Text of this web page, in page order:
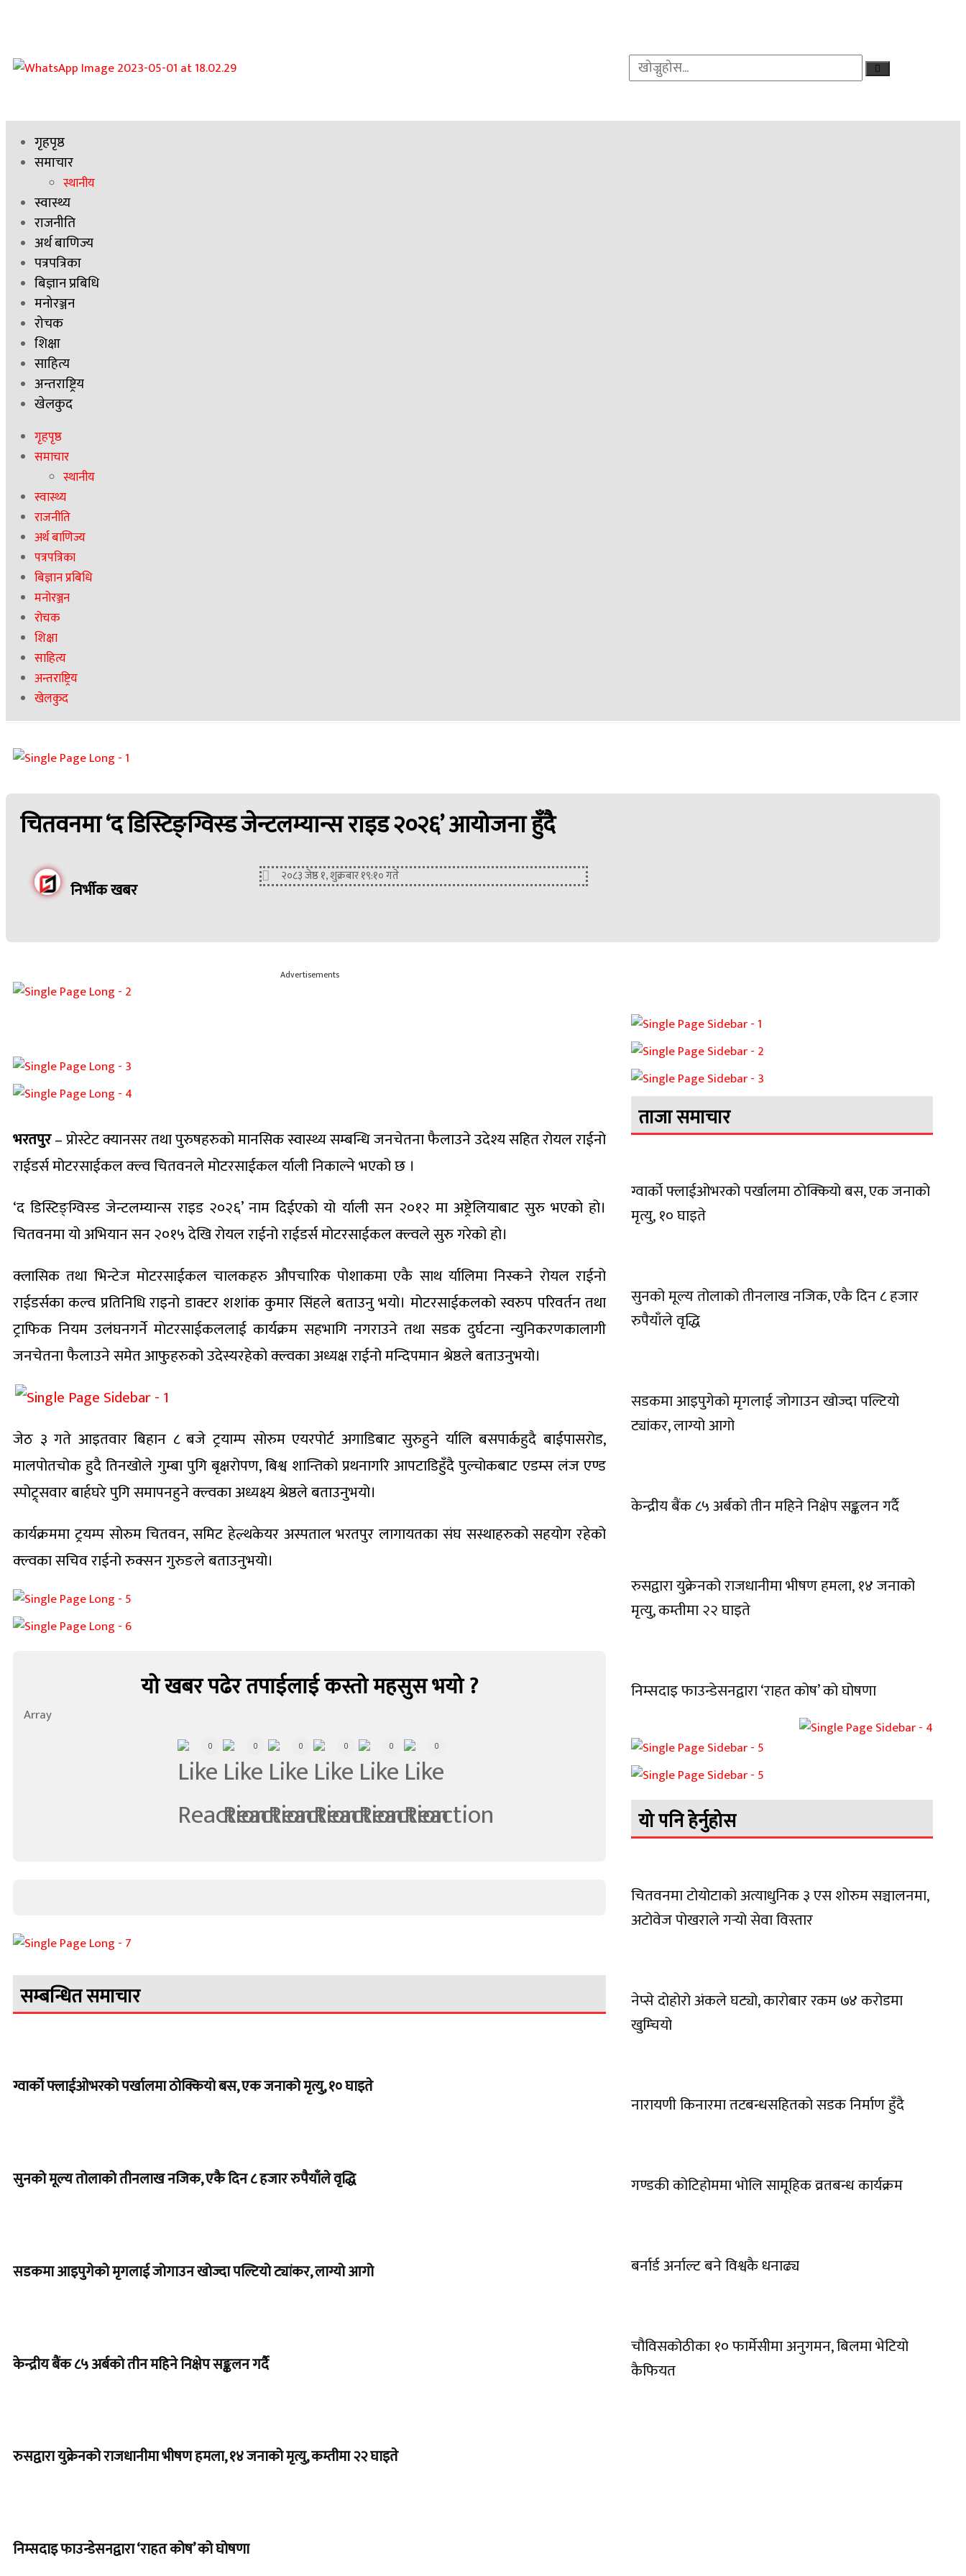
गृहपृष्ठ
समाचार
स्थानीय
स्वास्थ्य
राजनीति
अर्थ बाणिज्य
पत्रपत्रिका
बिज्ञान प्रबिधि
मनोरञ्जन
रोचक
शिक्षा
साहित्य
अन्तराष्ट्रिय
खेलकुद
गृहपृष्ठ
समाचार
स्थानीय
स्वास्थ्य
राजनीति
अर्थ बाणिज्य
पत्रपत्रिका
बिज्ञान प्रबिधि
मनोरञ्जन
रोचक
शिक्षा
साहित्य
अन्तराष्ट्रिय
खेलकुद
चितवनमा ‘द डिस्टिङ्ग्विस्ड जेन्टलम्यान्स राइड २०२६’ आयोजना हुँदै
निर्भीक खबर
२०८३ जेष्ठ १, शुक्रबार १९:१० गते
Advertisements
भरतपुर– प्रोस्टेट क्यानसर तथा पुरुषहरुको मानसिक स्वास्थ्य सम्बन्धि जनचेतना फैलाउने उदेश्य सहित रोयल राईनो
राईडर्स मोटरसाईकल क्ल्व चितवनले मोटरसाईकल र्याली निकाल्ने भएको छ ।
‘द डिस्टिङ्ग्विस्ड जेन्टलम्यान्स राइड २०२६’ नाम दिईएको यो र्याली सन २०१२ मा अष्ट्रेलियाबाट सुरु भएको हो।
चितवनमा यो अभियान सन २०१५ देखि रोयल राईनो राईडर्स मोटरसाईकल क्ल्वले सुरु गरेको हो।
क्लासिक तथा भिन्टेज मोटरसाईकल चालकहरु औपचारिक पोशाकमा एकै साथ र्यालिमा निस्कने रोयल राईनो
राईडर्सका कल्व प्रतिनिधि राइनो डाक्टर शशांक कुमार सिंहले बताउनु भयो। मोटरसाईकलको स्वरुप परिवर्तन तथा
ट्राफिक नियम उलंघनगर्ने मोटरसाईकललाई कार्यक्रम सहभागि नगराउने तथा सडक दुर्घटना न्युनिकरणकालागी
जनचेतना फैलाउने समेत आफुहरुको उदेस्यरहेको क्ल्वका अध्यक्ष राईनो मन्दिपमान श्रेष्ठले बताउनुभयो।
जेठ ३ गते आइतवार बिहान ८ बजे ट्रयाम्प सोरुम एयरपोर्ट अगाडिबाट सुरुहुने र्यालि बसपार्कहुदै बाईपासरोड,
मालपोतचोक हुदै तिनखोले गुम्बा पुगि बृक्षरोपण, बिश्व शान्तिको प्रथनागरि आपटाडिहुँदै पुल्चोकबाट एडम्स लंज एण्ड
स्पोट्र्सवार बार्हघरे पुगि समापनहुने क्ल्वका अध्यक्ष्य श्रेष्ठले बताउनुभयो।
कार्यक्रममा ट्रयम्प सोरुम चितवन, समिट हेल्थकेयर अस्पताल भरतपुर लागायतका संघ सस्थाहरुको सहयोग रहेको
क्ल्वका सचिव राईनो रुक्सन गुरुङले बताउनुभयो।
यो खबर पढेर तपाईलाई कस्तो महसुस भयो ?
Array
0 0 0 0 0 0
सम्बन्धित समाचार
ग्वार्को फ्लाईओभरको पर्खालमा ठोक्कियो बस, एक जनाको मृत्यु, १० घाइते
सुनको मूल्य तोलाको तीनलाख नजिक, एकै दिन ८ हजार रुपैयाँले वृद्धि
सडकमा आइपुगेको मृगलाई जोगाउन खोज्दा पल्टियो ट्यांकर, लाग्यो आगो
केन्द्रीय बैंक ८५ अर्बको तीन महिने निक्षेप सङ्कलन गर्दै
रुसद्वारा युक्रेनको राजधानीमा भीषण हमला, १४ जनाको मृत्यु, कम्तीमा २२ घाइते
निम्सदाइ फाउन्डेसनद्वारा ‘राहत कोष’ को घोषणा
ताजा समाचार
ग्वार्को फ्लाईओभरको पर्खालमा ठोक्कियो बस, एक जनाको
मृत्यु, १० घाइते
सुनको मूल्य तोलाको तीनलाख नजिक, एकै दिन ८ हजार
रुपैयाँले वृद्धि
सडकमा आइपुगेको मृगलाई जोगाउन खोज्दा पल्टियो
ट्यांकर, लाग्यो आगो
केन्द्रीय बैंक ८५ अर्बको तीन महिने निक्षेप सङ्कलन गर्दै
रुसद्वारा युक्रेनको राजधानीमा भीषण हमला, १४ जनाको
मृत्यु, कम्तीमा २२ घाइते
निम्सदाइ फाउन्डेसनद्वारा ‘राहत कोष’ को घोषणा
यो पनि हेर्नुहोस
चितवनमा टोयोटाको अत्याधुनिक ३ एस शोरुम सञ्चालनमा,
अटोवेज पोखराले गर्‍यो सेवा विस्तार
नेप्से दोहोरो अंकले घट्यो, कारोबार रकम ७४ करोडमा
खुम्चियो
नारायणी किनारमा तटबन्धसहितको सडक निर्माण हुँदै
गण्डकी कोटिहोममा भोलि सामूहिक व्रतबन्ध कार्यक्रम
बर्नार्ड अर्नाल्ट बने विश्वकै धनाढ्य
चौविसकोठीका १० फार्मेसीमा अनुगमन, बिलमा भेटियो
कैफियत